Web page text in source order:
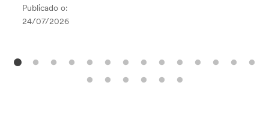
Publicado o:
24/07/2026